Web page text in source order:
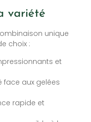
variété
unique
choix :
et
face aux gelées
rapide et